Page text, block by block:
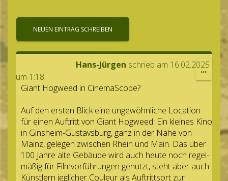
Hans-Jür­gen schrieb am 16.02.2025
um 1:18
Giant Hog­weed in CinemaScope?
Auf den ers­ten Blick eine unge­wöhn­li­che Loca­tion
für einen Auf­tritt von Giant Hog­weed: Ein klei­nes Kino
in Gins­heim-Gus­tavs­burg, ganz in der Nähe von
Mainz, gele­gen zwi­schen Rhein und Main. Das über
100 Jahre alte Gebäude wird auch heute noch regel­
mä­ßig für Film­vor­füh­run­gen genutzt, steht aber auch
Künst­lern jeg­li­cher Cou­leur als Auf­tritts­ort zur
...DIESE